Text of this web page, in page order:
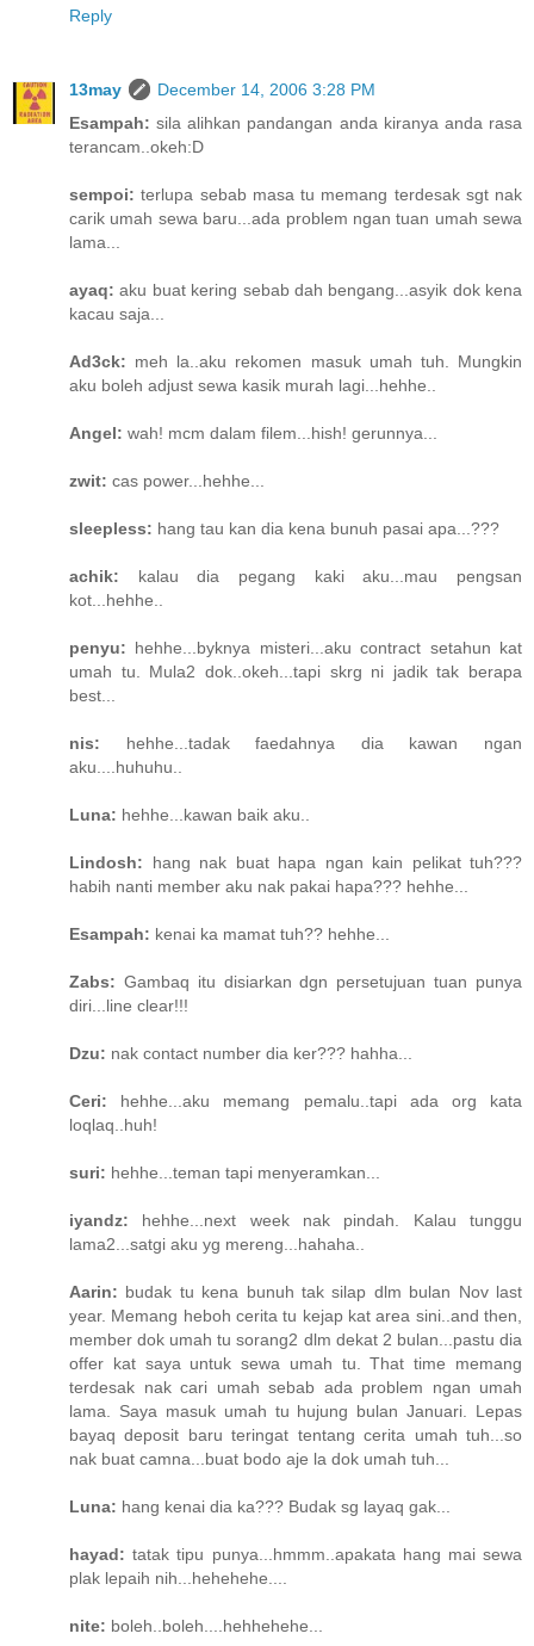
Reply
13may
December 14, 2006 3:28 PM
Esampah: sila alihkan pandangan anda kiranya anda rasa
terancam..okeh:D
sempoi: terlupa sebab masa tu memang terdesak sgt nak
carik umah sewa baru...ada problem ngan tuan umah sewa
lama...
ayaq: aku buat kering sebab dah bengang...asyik dok kena
kacau saja...
Ad3ck: meh la..aku rekomen masuk umah tuh. Mungkin
aku boleh adjust sewa kasik murah lagi...hehhe..
Angel: wah! mcm dalam filem...hish! gerunnya...
zwit: cas power...hehhe...
sleepless: hang tau kan dia kena bunuh pasai apa...???
achik: kalau dia pegang kaki aku...mau pengsan
kot...hehhe..
penyu: hehhe...byknya misteri...aku contract setahun kat
umah tu. Mula2 dok..okeh...tapi skrg ni jadik tak berapa
best...
nis: hehhe...tadak faedahnya dia kawan ngan
aku....huhuhu..
Luna: hehhe...kawan baik aku..
Lindosh: hang nak buat hapa ngan kain pelikat tuh???
habih nanti member aku nak pakai hapa??? hehhe...
Esampah: kenai ka mamat tuh?? hehhe...
Zabs: Gambaq itu disiarkan dgn persetujuan tuan punya
diri...line clear!!!
Dzu: nak contact number dia ker??? hahha...
Ceri: hehhe...aku memang pemalu..tapi ada org kata
loqlaq..huh!
suri: hehhe...teman tapi menyeramkan...
iyandz: hehhe...next week nak pindah. Kalau tunggu
lama2...satgi aku yg mereng...hahaha..
Aarin: budak tu kena bunuh tak silap dlm bulan Nov last
year. Memang heboh cerita tu kejap kat area sini..and then,
member dok umah tu sorang2 dlm dekat 2 bulan...pastu dia
offer kat saya untuk sewa umah tu. That time memang
terdesak nak cari umah sebab ada problem ngan umah
lama. Saya masuk umah tu hujung bulan Januari. Lepas
bayaq deposit baru teringat tentang cerita umah tuh...so
nak buat camna...buat bodo aje la dok umah tuh...
Luna: hang kenai dia ka??? Budak sg layaq gak...
hayad: tatak tipu punya...hmmm..apakata hang mai sewa
plak lepaih nih...hehehehe....
nite: boleh..boleh....hehhehehe...